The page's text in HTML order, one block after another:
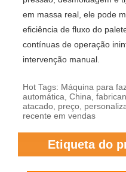
em massa real, ele pode
eficiência de fluxo do
contínuas de operação
intervenção manual.
Hot Tags: Máquina para
automática, China,
atacado, preço,
recente em vendas
Etiqueta do